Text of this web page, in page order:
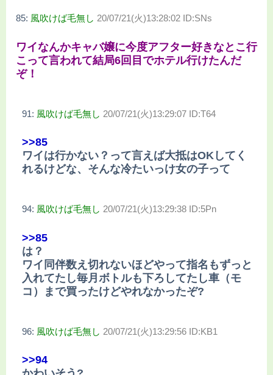
85: 風吹けば毛無し 20/07/21(火)13:28:02 ID:SNs
ワイなんかキャバ嬢に今度アフター好きなとこ行
こって言われて結局6回目でホテル行けたんだ
ぞ！
91: 風吹けば毛無し 20/07/21(火)13:29:07 ID:T64
>>85
ワイは行かない？って言えば大抵はOKしてく
れるけどな、そんな冷たいっけ女の子って
94: 風吹けば毛無し 20/07/21(火)13:29:38 ID:5Pn
>>85
は？
ワイ同伴数え切れないほどやって指名もずっと
入れてたし毎月ボトルも下ろしてたし車（モ
コ）まで買ったけどやれなかったぞ?
96: 風吹けば毛無し 20/07/21(火)13:29:56 ID:KB1
>>94